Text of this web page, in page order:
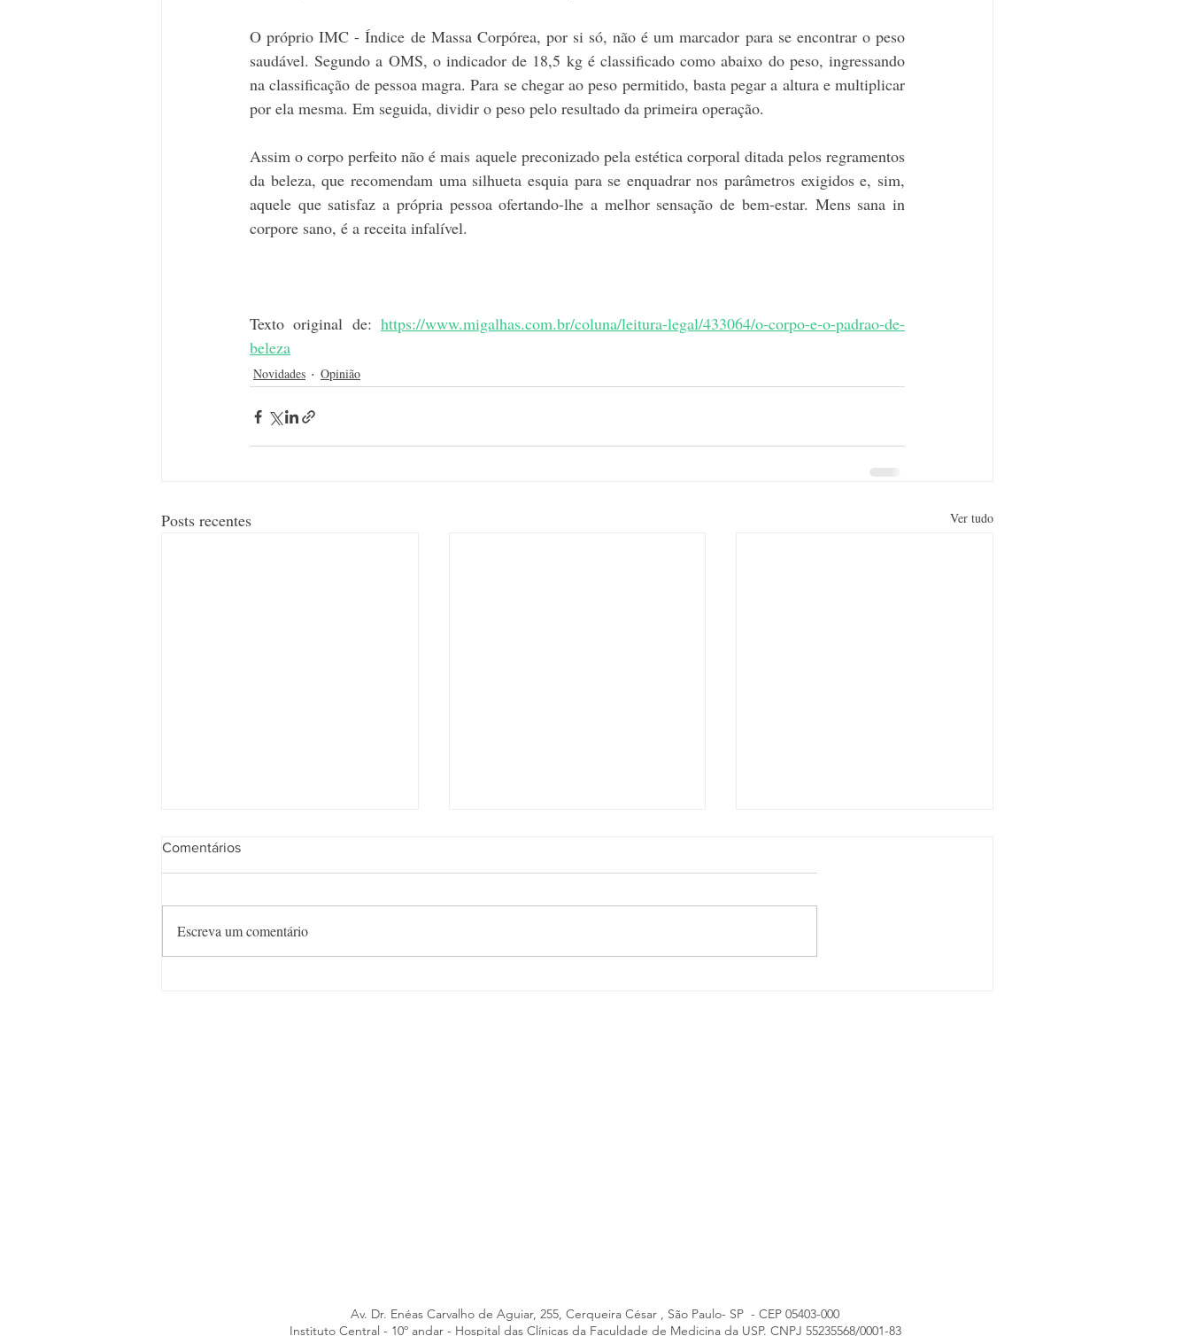
O próprio IMC - Índice de Massa Corpórea, por si só, não é um marcador para se encontrar o peso
saudável. Segundo a OMS, o indicador de 18,5 kg é classificado como abaixo do peso, ingressando
na classificação de pessoa magra. Para se chegar ao peso permitido, basta pegar a altura e multiplicar
por ela mesma. Em seguida, dividir o peso pelo resultado da primeira operação.
Assim o corpo perfeito não é mais aquele preconizado pela estética corporal ditada pelos regramentos
da beleza, que recomendam uma silhueta esquia para se enquadrar nos parâmetros exigidos e, sim,
aquele que satisfaz a própria pessoa ofertando-lhe a melhor sensação de bem-estar. Mens sana in
corpore sano, é a receita infalível.
Texto original de: https://www.migalhas.com.br/coluna/leitura-legal/433064/o-corpo-e-o-padrao-de-
beleza
Novidades Opinião
Posts recentes Ver tudo
Comentários
Escreva um comentário
Av. Dr. Enéas Carvalho de Aguiar, 255, Cerqueira César , São Paulo- SP - CEP 05403-000
Instituto Central - 10º andar - Hospital das Clínicas da Faculdade de Medicina da USP. CNPJ 55235568/0001-83